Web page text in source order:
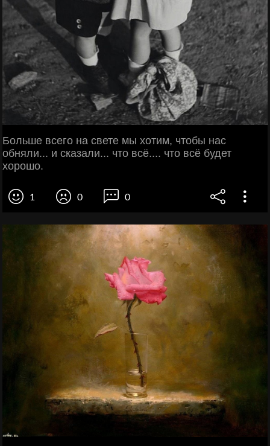
Больше всего на свете мы хотим, чтобы нас
обняли... и сказали... что всё.... что всё будет
хорошо.
1 0 0